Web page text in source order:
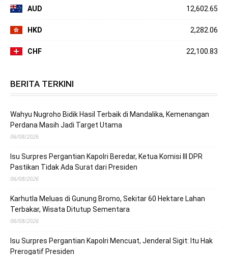
AUD 12,602.65
HKD 2,282.06
CHF 22,100.83
BERITA TERKINI
Wahyu Nugroho Bidik Hasil Terbaik di Mandalika, Kemenangan
Perdana Masih Jadi Target Utama
06/08/2026
Isu Surpres Pergantian Kapolri Beredar, Ketua Komisi III DPR
Pastikan Tidak Ada Surat dari Presiden
06/08/2026
Karhutla Meluas di Gunung Bromo, Sekitar 60 Hektare Lahan
Terbakar, Wisata Ditutup Sementara
06/08/2026
Isu Surpres Pergantian Kapolri Mencuat, Jenderal Sigit: Itu Hak
Prerogatif Presiden